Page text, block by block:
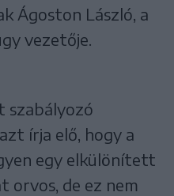
Ágoston László, a
vezetője.
szabályozó
írja elő, hogy a
egy elkülönített
orvos, de ez nem